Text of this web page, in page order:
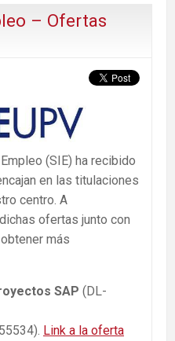
– Ofertas
(SIE) ha recibido
en las titulaciones
centro. A
ofertas junto con
más
SAP (DL-
Link a la oferta